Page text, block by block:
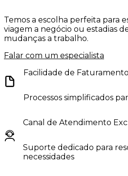
Temos a escolha perfeita para
viagem a negócio ou estadias
mudanças a trabalho.
Falar com um especialista
Facilidade de Faturamento
Processos simplificados
Canal de Atendimento
Suporte dedicado para
necessidades